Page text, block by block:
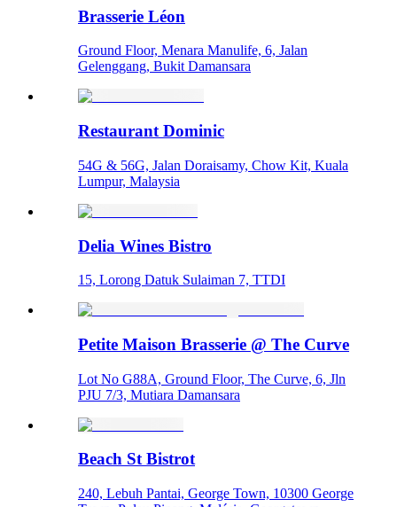
Brasserie Léon
Ground Floor, Menara Manulife, 6, Jalan
Gelenggang, Bukit Damansara
Restaurant Dominic
54G & 56G, Jalan Doraisamy, Chow Kit, Kuala
Lumpur, Malaysia
Delia Wines Bistro
15, Lorong Datuk Sulaiman 7, TTDI
Petite Maison Brasserie @ The Curve
Lot No G88A, Ground Floor, The Curve, 6, Jln
PJU 7/3, Mutiara Damansara
Beach St Bistrot
240, Lebuh Pantai, George Town, 10300 George